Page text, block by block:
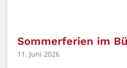
Sommerferien im
11. Juni 2026